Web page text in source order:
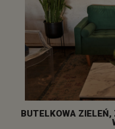
BUTELKOWA